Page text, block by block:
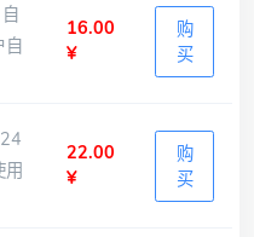
自
16.00
¥
购
买
22.00
¥
购
买